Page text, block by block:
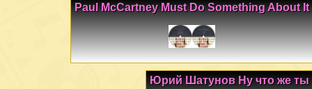
Paul McCartney Must Do Something About It
Юрий Шатунов Ну что же ты